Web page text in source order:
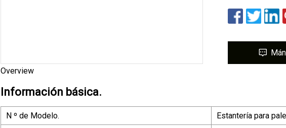
Overview
Información básica.
N º de Modelo.
Estantería para